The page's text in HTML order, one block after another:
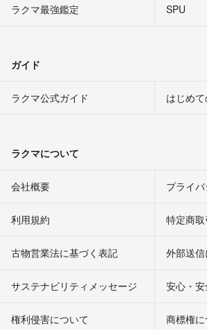
ラクマ最強鑑定
SPU
ガイド
ラクマ公式ガイド はじめ
ラクマについて
会社概要 プライ
利用規約 特定商
古物営業法に基づく表記 外部送
サステナビリティメッセージ 安心・
権利侵害について
商標権